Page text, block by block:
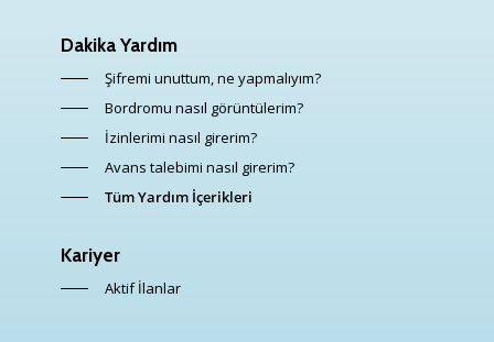
Dakika Yardım
Şifremi unuttum, ne yapmalıyım?
Bordromu nasıl görüntülerim?
İzinlerimi nasıl girerim?
Avans talebimi nasıl girerim?
Tüm Yardım İçerikleri
Kariyer
Aktif İlanlar